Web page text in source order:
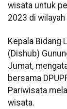
wisata untuk
2023 di wilayah
Kepala Bidang
(Dishub)
Jumat,
bersama
Pariwisata
wisata.